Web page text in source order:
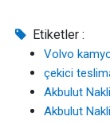
Etiketler :
Volvo
çekici
Akbulut
Akbulut